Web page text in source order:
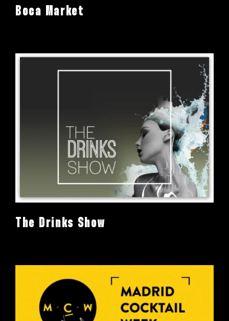
Boca Market
The Drinks Show